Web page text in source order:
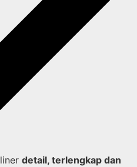
detail, terlengkap dan